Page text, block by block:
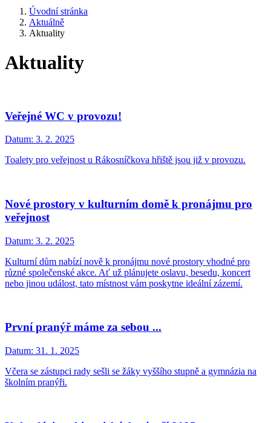
Úvodní stránka
Aktuálně
Aktuality
Aktuality
Veřejné WC v provozu!
Datum: 3. 2. 2025
Toalety pro veřejnost u Rákosníčkova hřiště jsou již v provozu.
Nové prostory v kulturním domě k pronájmu pro
veřejnost
Datum: 3. 2. 2025
Kulturní dům nabízí nově k pronájmu nové prostory vhodné pro
různé společenské akce. Ať už plánujete oslavu, besedu, koncert
nebo jinou událost, tato místnost vám poskytne ideální zázemí.
První pranýř máme za sebou ...
Datum: 31. 1. 2025
Včera se zástupci rady sešli se žáky vyššího stupně a gymnázia na
školním pranýři.